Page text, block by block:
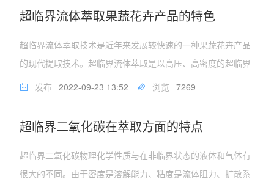
溶解能力；而其扩散系数和...
超临界流体萃取果蔬花卉产品的特色
超临界流体萃取技术是近年来发展较快速的一种果蔬花卉产品
的现代提取技术。超临界流体萃取是以高压、高密度的超临界
流体为溶剂，从液体或固体中溶解所需的组分，然后采用升
到所需纯组分的操作。超临...
发布 2022-09-23 13:52 浏览 7269
超临界二氧化碳在萃取方面的特点
超临界二氧化碳物理化学性质与在非临界状态的液体和气体有
很大的不同。由于密度是溶解能力、粘度是流体阻力、扩散系